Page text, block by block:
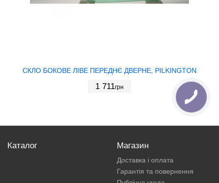
СКЛО БОКОВЕ ЛІВЕ ПЕРЕДНЄ ДВЕРНЕ, PILKINGTON
1 711грн
Каталог Магазин
Доставка і оплата
Гарантія та повернення